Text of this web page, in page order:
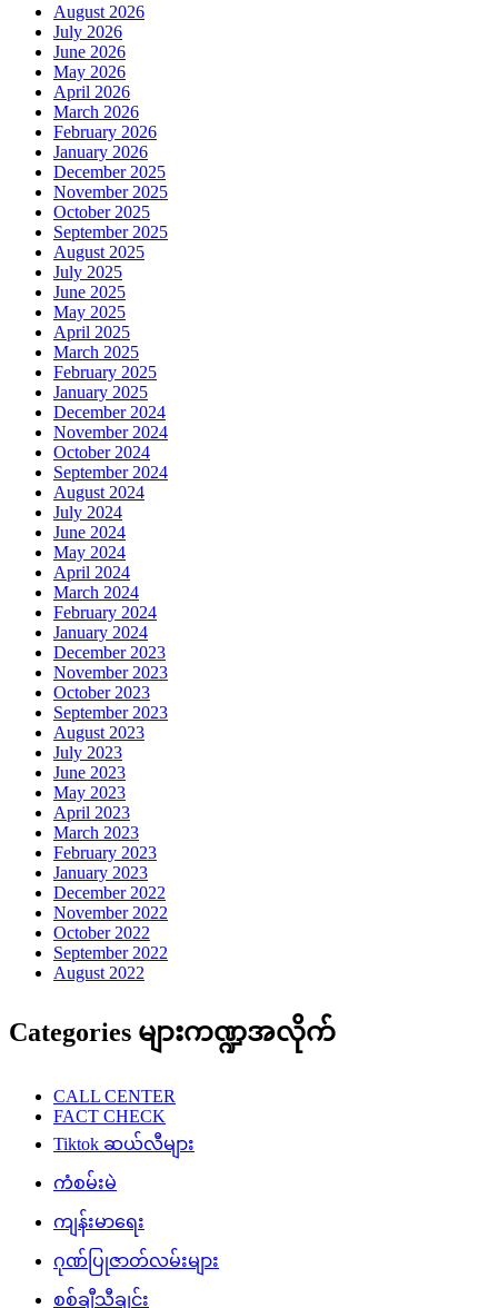
August 2026
July 2026
June 2026
May 2026
April 2026
March 2026
February 2026
January 2026
December 2025
November 2025
October 2025
September 2025
August 2025
July 2025
June 2025
May 2025
April 2025
March 2025
February 2025
January 2025
December 2024
November 2024
October 2024
September 2024
August 2024
July 2024
June 2024
May 2024
April 2024
March 2024
February 2024
January 2024
December 2023
November 2023
October 2023
September 2023
August 2023
July 2023
June 2023
May 2023
April 2023
March 2023
February 2023
January 2023
December 2022
November 2022
October 2022
September 2022
August 2022
Categories များကဏ္ဍအလိုက်
CALL CENTER
FACT CHECK
Tiktok ဆယ်လီများ
ကံစမ်းမဲ
ကျန်းမာရေး
ဂုဏ်ပြုဇာတ်လမ်းများ
စစ်ချီသီချင်း